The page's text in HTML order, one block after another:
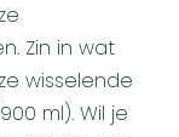
Zin in wat
wisselende
ml). Wil je